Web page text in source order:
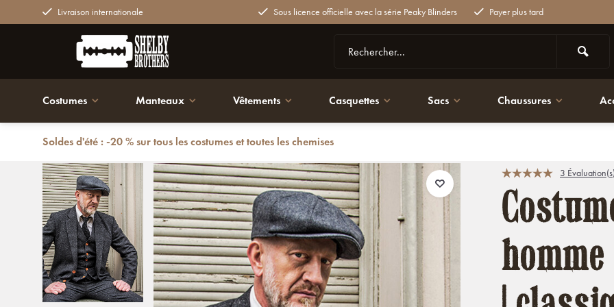
Livraison internationale Sous licence officielle avec la série Peaky Blinders Payer plus tard
Costumes Manteaux Vêtements Casquettes Sacs Chaussures
Soldes d'été : -20 % sur tous les costumes et toutes les chemises
Retour Costume sur mesure pour homme | costume 3 pièces | classique noir moucheté | Thomas Shelby | Peaky Blinders
3 Évaluation(s)